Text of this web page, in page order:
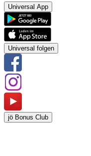
Universal App
Universal folgen
jö Bonus Club